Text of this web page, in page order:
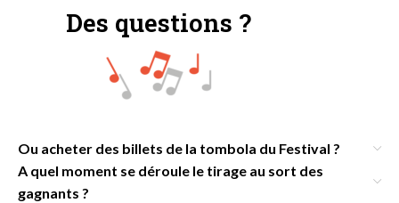
Des questions ?
Ou acheter des billets de la tombola du Festival ?
A quel moment se déroule le tirage au sort des
gagnants ?